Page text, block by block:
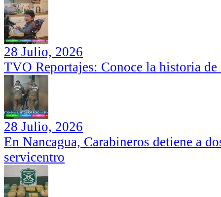
28 Julio, 2026
TVO Reportajes: Conoce la historia
28 Julio, 2026
En Nancagua, Carabineros detiene a
servicentro